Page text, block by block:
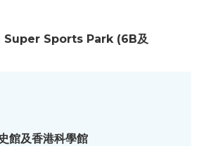
Super Sports Park (6B及
館及香港科學館